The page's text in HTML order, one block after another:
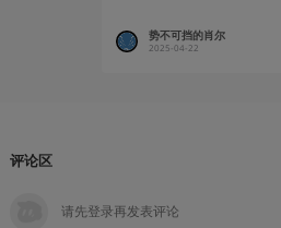
势不可挡的肖尔
2025-04-22
评论区